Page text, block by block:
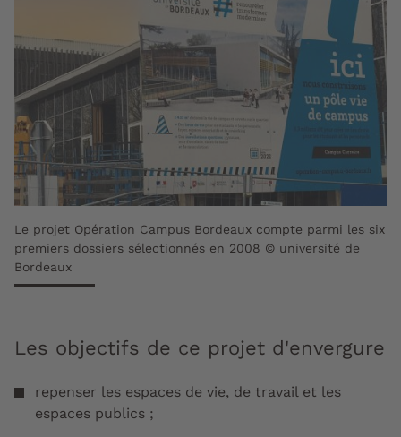
Le projet Opération Campus Bordeaux compte parmi les six
premiers dossiers sélectionnés en 2008 © université de
Bordeaux
Les objectifs de ce projet d'envergure
repenser les espaces de vie, de travail et les
espaces publics ;